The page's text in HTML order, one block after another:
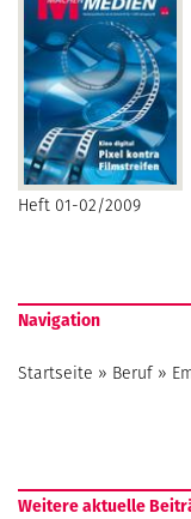
Heft 01-02/2009
Navigation
Startseite » Beruf»
Weitere aktuelle